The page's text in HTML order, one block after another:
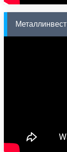
Металлинвест